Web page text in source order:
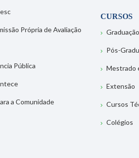
Própria de Avaliação
Pública
a Comunidade
CURSOS
Graduação
Pós-
Mestrado
Extensão
Cursos
Colégios